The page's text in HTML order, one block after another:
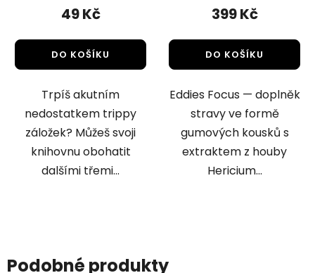
49 Kč
DO KOŠÍKU
Trpíš akutním
nedostatkem trippy
záložek? Můžeš svoji
knihovnu obohatit
dalšími třemi...
399 Kč
DO KOŠÍKU
Eddies Focus — doplněk
stravy ve formě
gumových kousků s
extraktem z houby
Hericium...
Podobné produkty